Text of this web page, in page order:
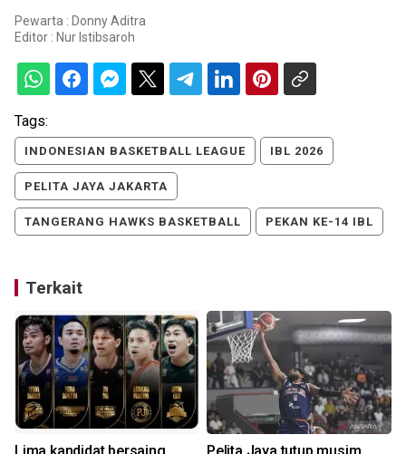
Pewarta : Donny Aditra
Editor : Nur Istibsaroh
Tags:
INDONESIAN BASKETBALL LEAGUE IBL 2026
PELITA JAYA JAKARTA
TANGERANG HAWKS BASKETBALL PEKAN KE-14 IBL
Terkait